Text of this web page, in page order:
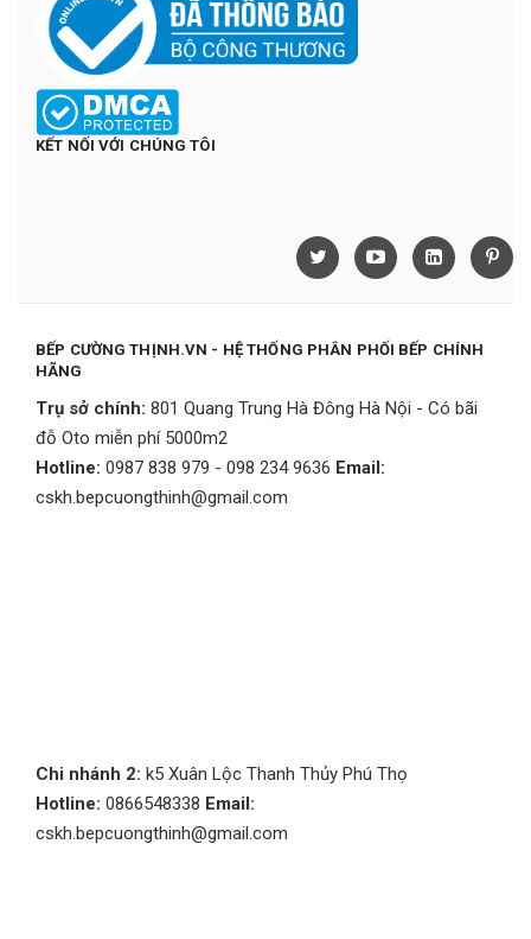
KẾT NỐI VỚI CHÚNG TÔI
BẾP CƯỜNG THỊNH.VN - HỆ THỐNG PHÂN PHỐI BẾP CHÍNH
HÃNG
Trụ sở chính: 801 Quang Trung Hà Đông Hà Nội - Có bãi
đỗ Oto miễn phí 5000m2
Hotline: 0987 838 979 - 098 234 9636 Email:
cskh.bepcuongthinh@gmail.com
Chi nhánh 2: k5 Xuân Lộc Thanh Thủy Phú Thọ
Hotline: 0866548338 Email:
cskh.bepcuongthinh@gmail.com